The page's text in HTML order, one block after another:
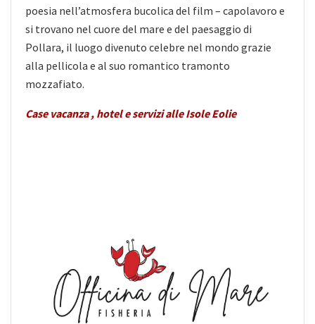
poesia nell’atmosfera bucolica del film – capolavoro e
si trovano nel cuore del mare e del paesaggio di
Pollara, il luogo divenuto celebre nel mondo grazie
alla pellicola e al suo romantico tramonto
mozzafiato.
Case vacanza , hotel e servizi alle Isole Eolie